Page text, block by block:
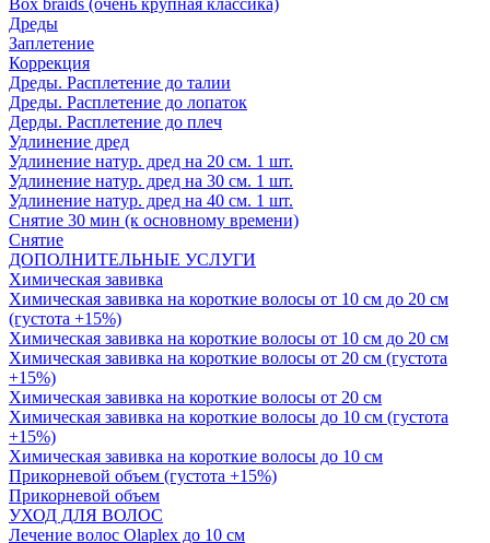
Box braids (очень крупная классика)
Дреды
Заплетение
Коррекция
Дреды. Расплетение до талии
Дреды. Расплетение до лопаток
Дерды. Расплетение до плеч
Удлинение дред
Удлинение натур. дред на 20 см. 1 шт.
Удлинение натур. дред на 30 см. 1 шт.
Удлинение натур. дред на 40 см. 1 шт.
Снятие 30 мин (к основному времени)
Снятие
ДОПОЛНИТЕЛЬНЫЕ УСЛУГИ
Химическая завивка
Химическая завивка на короткие волосы от 10 см до 20 см
(густота +15%)
Химическая завивка на короткие волосы от 10 см до 20 см
Химическая завивка на короткие волосы от 20 см (густота
+15%)
Химическая завивка на короткие волосы от 20 см
Химическая завивка на короткие волосы до 10 см (густота
+15%)
Химическая завивка на короткие волосы до 10 см
Прикорневой объем (густота +15%)
Прикорневой объем
УХОД ДЛЯ ВОЛОС
Лечение волос Olapleх до 10 см